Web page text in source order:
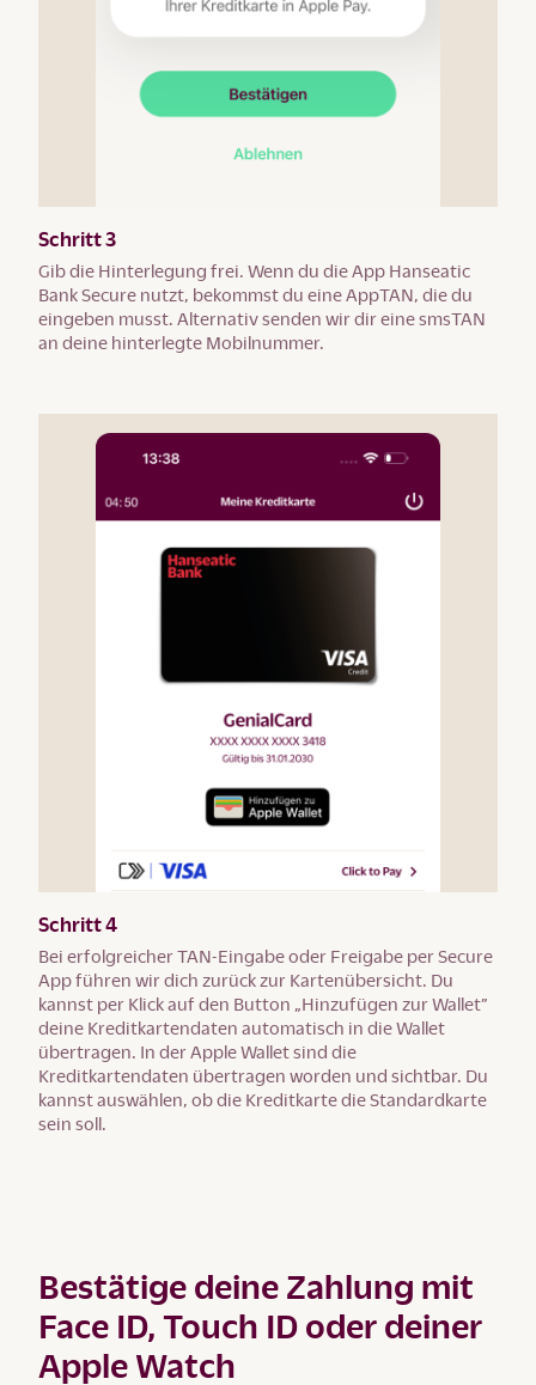
Schritt 3
Gib die Hinterlegung frei. Wenn du die App Hanseatic
Bank Secure nutzt, bekommst du eine AppTAN, die du
eingeben musst. Alternativ senden wir dir eine smsTAN
an deine hinterlegte Mobilnummer.
Schritt 4
Bei erfolgreicher TAN-Eingabe oder Freigabe per Secure
App führen wir dich zurück zur Kartenübersicht. Du
kannst per Klick auf den Button „Hinzufügen zur Wallet”
deine Kreditkartendaten automatisch in die Wallet
übertragen. In der Apple Wallet sind die
Kreditkartendaten übertragen worden und sichtbar. Du
kannst auswählen, ob die Kreditkarte die Standardkarte
sein soll.
Bestätige deine Zahlung mit
Face ID, Touch ID oder deiner
Apple Watch